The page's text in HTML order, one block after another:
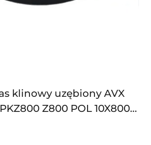
klinowy uzębiony AVX
Z800 POL 10X800